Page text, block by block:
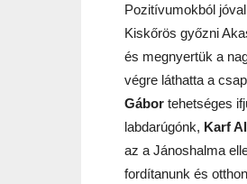
Pozitívumokból
Kiskőrös győzni
és megnyertük a
végre láthatta a
Gábor tehetséges
labdarúgónk, Karf
az a Jánoshalma
fordítanunk és